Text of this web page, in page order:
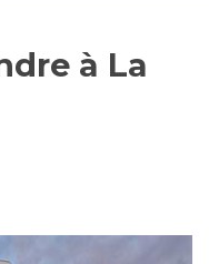
à La